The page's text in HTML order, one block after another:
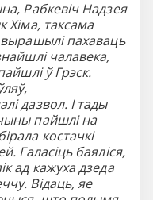
Рабкевіч Надзея
Хіма, таксама
пахаваць
чалавека,
ў Грэск.
дазвол. I тады
пайшлі на
костачкі
Галасіць баяліся,
ад кажуха дзеда
Відаць, яе